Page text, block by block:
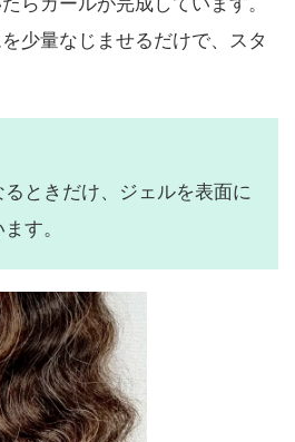
少量なじませるだけで、スタ
ときだけ、ジェルを表面に
す。